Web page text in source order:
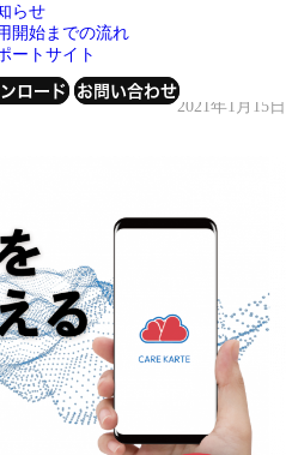
らせ
開始までの流れ
ートサイト
ロード お問い合わせ
2021年1月15日